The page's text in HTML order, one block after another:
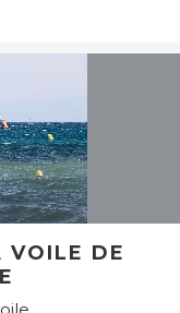
VOILE DE